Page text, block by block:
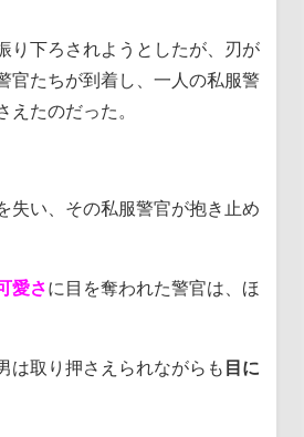
り下ろされようとしたが、刃が
官たちが到着し、一人の私服警
えたのだった。
失い、その私服警官が抱き止め
愛さに目を奪われた警官は、ほ
は取り押さえられながらも 目に